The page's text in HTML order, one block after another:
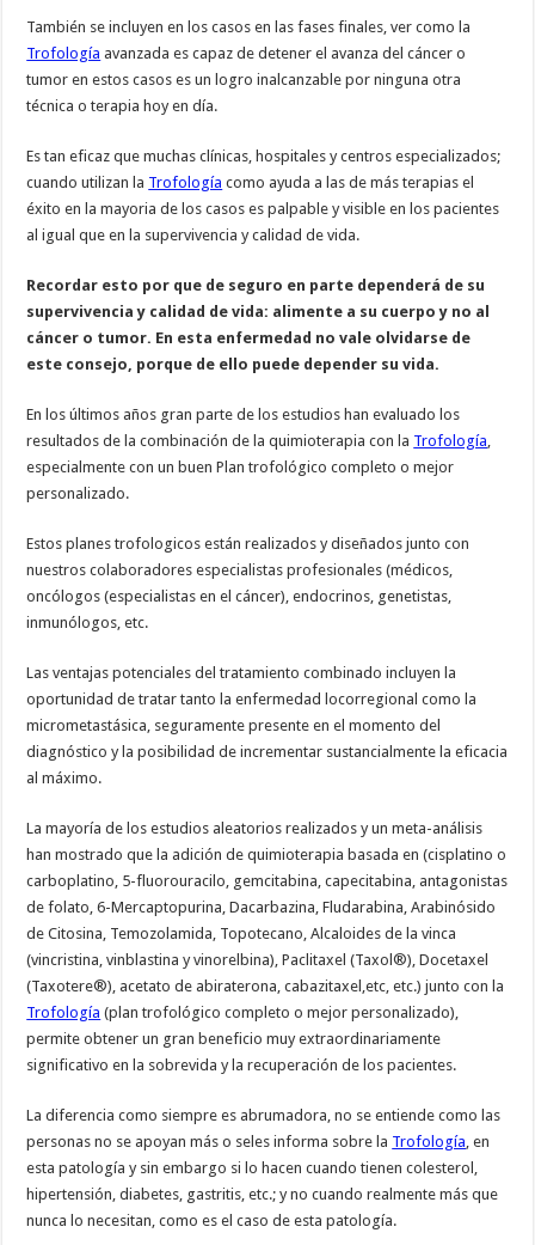
También se incluyen en los casos en las fases finales, ver como la
Trofología avanzada es capaz de detener el avanza del cáncer o
tumor en estos casos es un logro inalcanzable por ninguna otra
técnica o terapia hoy en día.
Es tan eficaz que muchas clínicas, hospitales y centros especializados;
cuando utilizan la Trofología como ayuda a las de más terapias el
éxito en la mayoria de los casos es palpable y visible en los pacientes
al igual que en la supervivencia y calidad de vida.
Recordar esto por que de seguro en parte dependerá de su
supervivencia y calidad de vida: alimente a su cuerpo y no al
cáncer o tumor. En esta enfermedad no vale olvidarse de
este consejo, porque de ello puede depender su vida.
En los últimos años gran parte de los estudios han evaluado los
resultados de la combinación de la quimioterapia con la Trofología,
especialmente con un buen Plan trofológico completo o mejor
personalizado.
Estos planes trofologicos están realizados y diseñados junto con
nuestros colaboradores especialistas profesionales (médicos,
oncólogos (especialistas en el cáncer), endocrinos, genetistas,
inmunólogos, etc.
Las ventajas potenciales del tratamiento combinado incluyen la
oportunidad de tratar tanto la enfermedad locorregional como la
micrometastásica, seguramente presente en el momento del
diagnóstico y la posibilidad de incrementar sustancialmente la eficacia
al máximo.
La mayoría de los estudios aleatorios realizados y un meta-análisis
han mostrado que la adición de quimioterapia basada en (cisplatino o
carboplatino, 5-fluorouracilo, gemcitabina, capecitabina, antagonistas
de folato, 6-Mercaptopurina, Dacarbazina, Fludarabina, Arabinósido
de Citosina, Temozolamida, Topotecano, Alcaloides de la vinca
(vincristina, vinblastina y vinorelbina), Paclitaxel (Taxol®), Docetaxel
(Taxotere®), acetato de abiraterona, cabazitaxel,etc, etc.) junto con la
Trofología (plan trofológico completo o mejor personalizado),
permite obtener un gran beneficio muy extraordinariamente
significativo en la sobrevida y la recuperación de los pacientes.
La diferencia como siempre es abrumadora, no se entiende como las
personas no se apoyan más o seles informa sobre la Trofología, en
esta patología y sin embargo si lo hacen cuando tienen colesterol,
hipertensión, diabetes, gastritis, etc.; y no cuando realmente más que
nunca lo necesitan, como es el caso de esta patología.